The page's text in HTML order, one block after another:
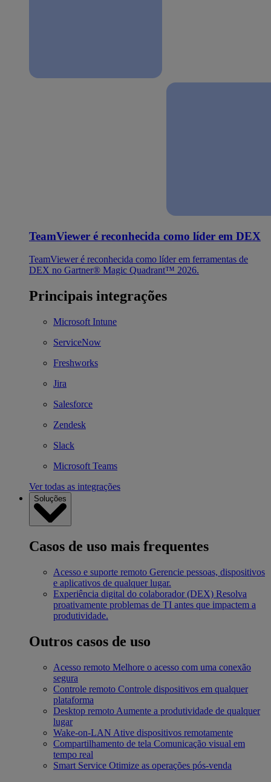
TeamViewer é reconhecida como líder em DEX
TeamViewer é reconhecida como líder em ferramentas de
DEX no Gartner® Magic Quadrant™ 2026.
Principais integrações
Microsoft Intune
ServiceNow
Freshworks
Jira
Salesforce
Zendesk
Slack
Microsoft Teams
Ver todas as integrações
Soluções
Casos de uso mais frequentes
Acesso e suporte remoto Gerencie pessoas, dispositivos
e aplicativos de qualquer lugar.
Experiência digital do colaborador (DEX) Resolva
proativamente problemas de TI antes que impactem a
produtividade.
Outros casos de uso
Acesso remoto Melhore o acesso com uma conexão
segura
Controle remoto Controle dispositivos em qualquer
plataforma
Desktop remoto Aumente a produtividade de qualquer
lugar
Wake-on-LAN Ative dispositivos remotamente
Compartilhamento de tela Comunicação visual em
tempo real
Smart Service Otimize as operações pós-venda